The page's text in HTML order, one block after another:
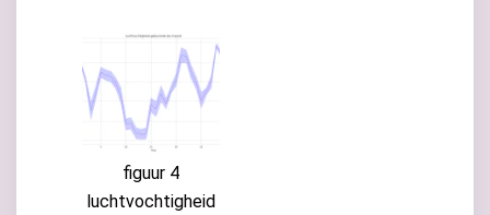
figuur 4
luchtvochtigheid